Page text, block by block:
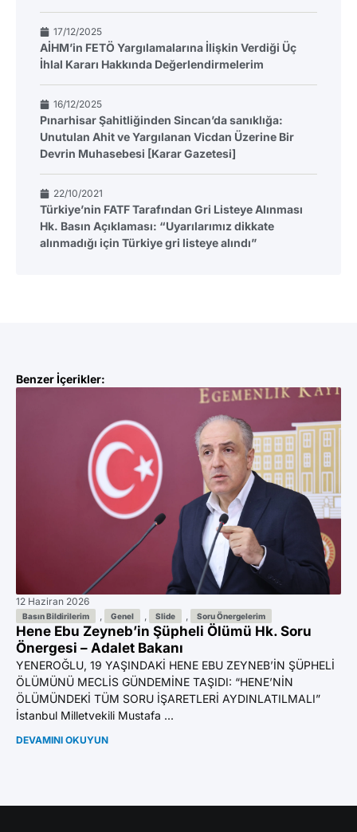
17/12/2025
AİHM’in FETÖ Yargılamalarına İlişkin Verdiği Üç
İhlal Kararı Hakkında Değerlendirmelerim
16/12/2025
Pınarhisar Şahitliğinden Sincan’da sanıklığa:
Unutulan Ahit ve Yargılanan Vicdan Üzerine Bir
Devrin Muhasebesi [Karar Gazetesi]
22/10/2021
Türkiye’nin FATF Tarafından Gri Listeye Alınması
Hk. Basın Açıklaması: “Uyarılarımız dikkate
alınmadığı için Türkiye gri listeye alındı”
Benzer İçerikler:
12 Haziran 2026
Basın Bildirilerim , Genel , Slide , Soru Önergelerim
Hene Ebu Zeyneb’in Şüpheli Ölümü Hk. Soru
Önergesi – Adalet Bakanı
YENEROĞLU, 19 YAŞINDAKİ HENE EBU ZEYNEB’İN ŞÜPHELİ
ÖLÜMÜNÜ MECLİS GÜNDEMİNE TAŞIDI: “HENE’NİN
ÖLÜMÜNDEKİ TÜM SORU İŞARETLERİ AYDINLATILMALI”
İstanbul Milletvekili Mustafa ...
DEVAMINI OKUYUN